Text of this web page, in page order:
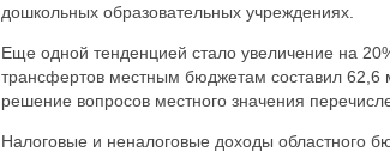
дошкольных образовательных учреждениях.
Еще одной тенденцией стало увеличение на
трансфертов местным бюджетам составил 62,6
решение вопросов местного значения
Налоговые и неналоговые доходы областного